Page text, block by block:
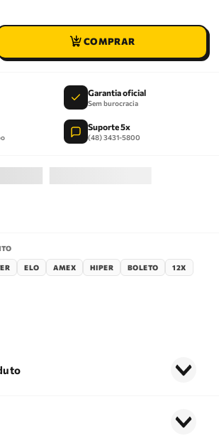
Garantia oficial
Sem burocracia
Suporte 5x
(48) 3431-5800
ELO AMEX HIPER BOLETO 12X